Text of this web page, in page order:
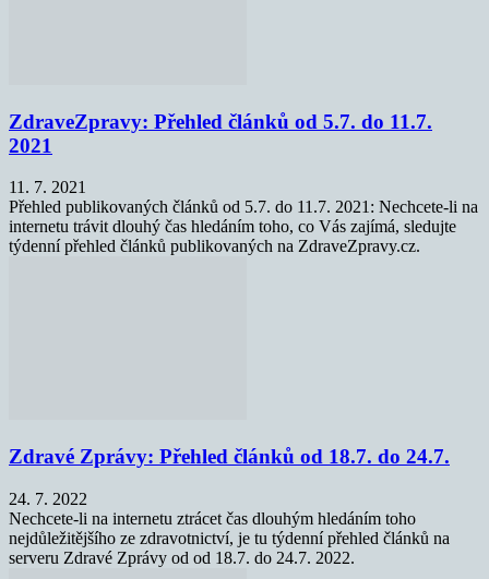
ZdraveZpravy: Přehled článků od 5.7. do 11.7.
2021
11. 7. 2021
Přehled publikovaných článků od 5.7. do 11.7. 2021: Nechcete-li na
internetu trávit dlouhý čas hledáním toho, co Vás zajímá, sledujte
týdenní přehled článků publikovaných na ZdraveZpravy.cz.
Zdravé Zprávy: Přehled článků od 18.7. do 24.7.
24. 7. 2022
Nechcete-li na internetu ztrácet čas dlouhým hledáním toho
nejdůležitějšího ze zdravotnictví, je tu týdenní přehled článků na
serveru Zdravé Zprávy od od 18.7. do 24.7. 2022.